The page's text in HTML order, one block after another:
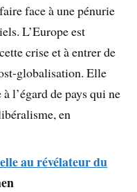
face à une pénurie
L’Europe est
crise et à entrer de
globalisation. Elle
l’égard de pays qui ne
en
au révélateur du